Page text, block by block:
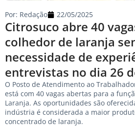
Citrosuco abre 40
colhedor de laranja
necessidade de
entrevistas no dia 26
Por: Redação 22/05/2025
O Posto de Atendimento ao
está com 40 vagas abertas para a
Laranja. As oportunidades são
indústria é considerada a maior
concentrado de laranja.